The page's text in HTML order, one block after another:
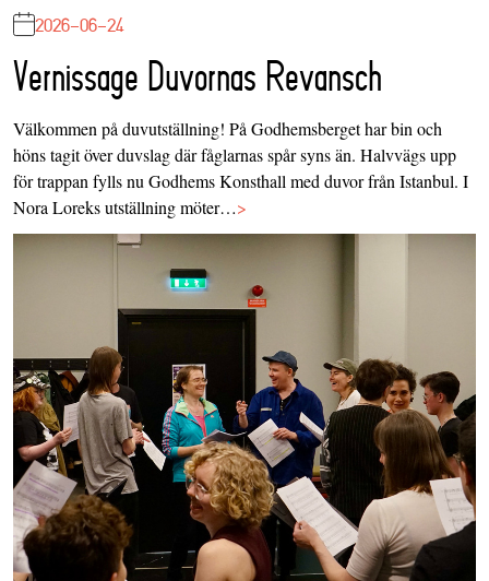
2026-06-24
Vernissage Duvornas Revansch
Välkommen på duvutställning! På Godhemsberget har bin och
höns tagit över duvslag där fåglarnas spår syns än. Halvvägs upp
för trappan fylls nu Godhems Konsthall med duvor från Istanbul. I
Nora Loreks utställning möter…>